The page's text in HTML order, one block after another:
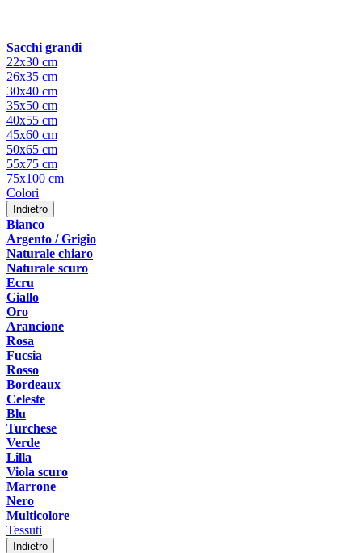
Sacchi grandi
22x30 cm
26x35 cm
30x40 cm
35x50 cm
40x55 cm
45x60 cm
50x65 cm
55x75 cm
75x100 cm
Colori
Indietro
Bianco
Argento / Grigio
Naturale chiaro
Naturale scuro
Ecru
Giallo
Oro
Arancione
Rosa
Fucsia
Rosso
Bordeaux
Celeste
Blu
Turchese
Verde
Lilla
Viola scuro
Marrone
Nero
Multicolore
Tessuti
Indietro